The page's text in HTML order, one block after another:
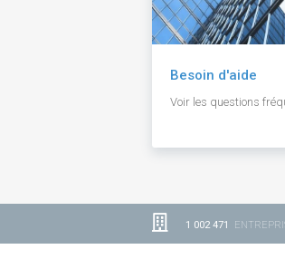
Besoin d'aide
Voir les questions
1 002 471